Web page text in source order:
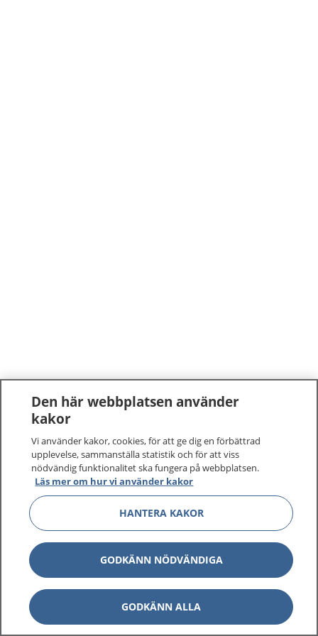
Den här webbplatsen använder
kakor
Vi använder kakor, cookies, för att ge dig en förbättrad
upplevelse, sammanställa statistik och för att viss
nödvändig funktionalitet ska fungera på webbplatsen.
Läs mer om hur vi använder kakor
HANTERA KAKOR
GODKÄNN NÖDVÄNDIGA
GODKÄNN ALLA